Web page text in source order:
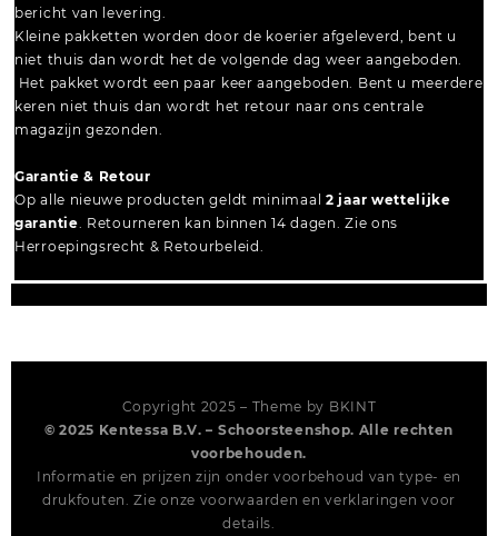
bericht van levering.
Kleine pakketten worden door de koerier afgeleverd, bent u
niet thuis dan wordt het de volgende dag weer aangeboden.
Het pakket wordt een paar keer aangeboden. Bent u meerdere
keren niet thuis dan wordt het retour naar ons centrale
magazijn gezonden.
Garantie & Retour
Op alle nieuwe producten geldt minimaal 2 jaar wettelijke
garantie. Retourneren kan binnen 14 dagen. Zie ons
Herroepingsrecht & Retourbeleid.
Copyright 2025 – Theme by BKINT
© 2025 Kentessa B.V. – Schoorsteenshop. Alle rechten
voorbehouden.
Informatie en prijzen zijn onder voorbehoud van type- en
drukfouten. Zie onze voorwaarden en verklaringen voor
details.